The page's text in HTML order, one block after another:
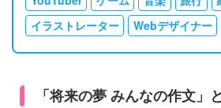
イラストレーター
Webデザイナー
「将来の夢 みんなの作文」